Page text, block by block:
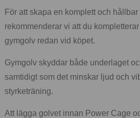
För att skapa en komplett och
rekommenderar vi att du
gymgolv redan vid köpet.
Gymgolv skyddar både underlaget
samtidigt som det minskar ljud och
styrketräning.
Att lägga golvet innan Power Cage